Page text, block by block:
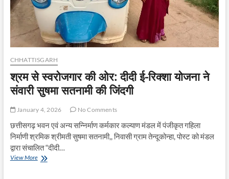
मतदाताओं
हुई
सुनवाई
CHHATTISGARH
श्रम से स्वरोजगार की ओर: दीदी ई-रिक्शा योजना ने
संवारी सुषमा सतनामी की जिंदगी
January 4, 2026 No Comments
छत्तीसगढ़ भवन एवं अन्य सन्निर्माण कर्मकार कल्याण मंडल में पंजीकृत गहिला
निर्माणी श्रमिक श्रीमती सुषमा सतनामी,, निवासी ग्राम तेन्दूकोन्हा, पोस्ट को मंडल
द्वारा संचालित “दीदी…
View Moreश्रम